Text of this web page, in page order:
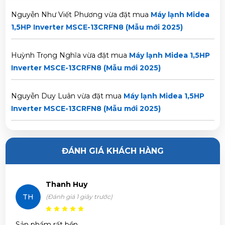
Nguyễn Như Viết Phương vừa đặt mua Máy lạnh Midea
1,5HP Inverter MSCE-13CRFN8 (Mẫu mới 2025)
Huỳnh Trọng Nghĩa vừa đặt mua Máy lạnh Midea 1,5HP
Inverter MSCE-13CRFN8 (Mẫu mới 2025)
Nguyễn Duy Luân vừa đặt mua Máy lạnh Midea 1,5HP
Inverter MSCE-13CRFN8 (Mẫu mới 2025)
Nguyễn Văn Sang vừa đặt muaMáy lạnh Midea 1,5HP
Inverter MSCE-13CRFN8 (Mẫu mới 2025)
Inverter MSCE-13CRFN8 (Mẫu mới 2025)
ĐÁNH GIÁ KHÁCH HÀNG
TH
Thanh Huy
(Đánh giá 1 giây trước)